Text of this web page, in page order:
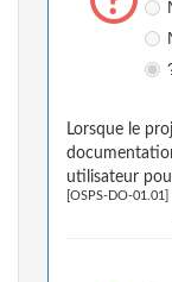
Lorsque le
utilisateur
[OSPS-DO-01.01]